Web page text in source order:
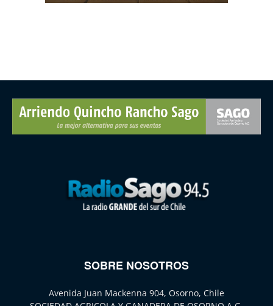
SOBRE NOSOTROS
Avenida Juan Mackenna 904, Osorno, Chile